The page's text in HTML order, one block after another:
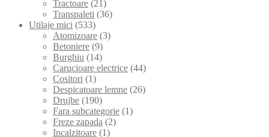
Tractoare (21)
Transpaleti (36)
Utilaje mici (533)
Atomizoare (3)
Betoniere (9)
Burghiu (14)
Carucioare electrice (44)
Cositori (1)
Despicatoare lemne (26)
Drujbe (190)
Fara subcategorie (1)
Freze zapada (2)
Incalzitoare (1)